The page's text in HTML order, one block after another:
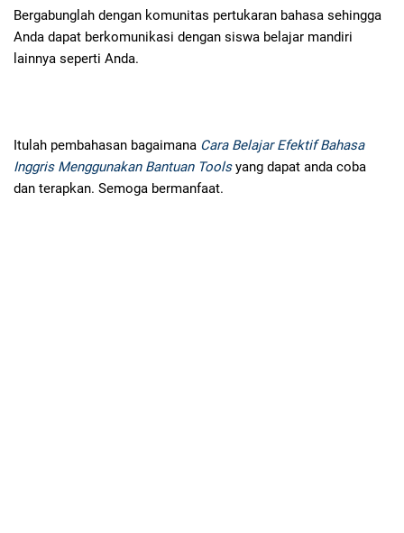
Bergabunglah dengan komunitas pertukaran bahasa sehingga
Anda dapat berkomunikasi dengan siswa belajar mandiri
lainnya seperti Anda.
Itulah pembahasan bagaimana Cara Belajar Efektif Bahasa
Inggris Menggunakan Bantuan Toolsyang dapat anda coba
dan terapkan. Semoga bermanfaat.